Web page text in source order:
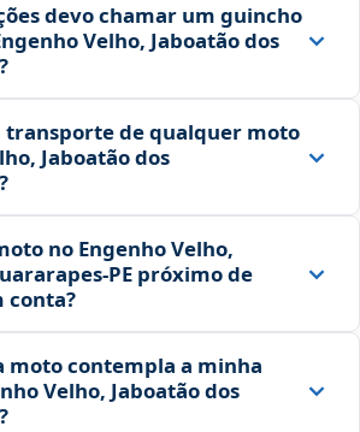
devo chamar um guincho
Velho, Jaboatão dos
transporte de qualquer moto
Jaboatão dos
no Engenho Velho,
próximo de
conta?
moto contempla a minha
Velho, Jaboatão dos